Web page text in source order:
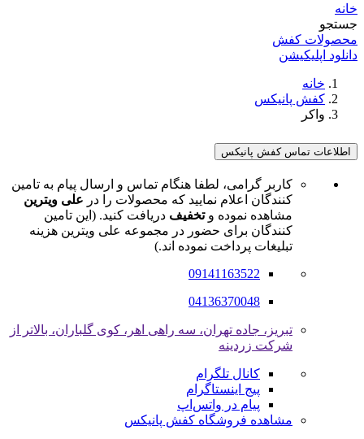
خانه
جستجو
محصولات کفش
دانلود اپلیکیشن
خانه
کفش پانیکس
واکر
اطلاعات تماس کفش پانیکس
کاربر گرامی، لطفا هنگام تماس و ارسال پیام به تامین
کنندگان اعلام نمایید که محصولات را در علی ویترین
مشاهده نموده وتخفیف دریافت کنید. (این تامین
کنندگان برای حضور در مجموعه علی ویترین هزینه
تبلیغات پرداخت نموده اند.)
09141163522
04136370048
تبریز، جاده تهران، سه راهی اهر، کوی گلباران، بالاتر از
شرکت زردینه
کانال تلگرام
پیج اینستاگرام
پیام در واتس‌اپ
مشاهده فروشگاه کفش پانیکس